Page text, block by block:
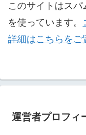
このサイトはス
を使っています。
詳細はこちらをご
運営者プロフィ